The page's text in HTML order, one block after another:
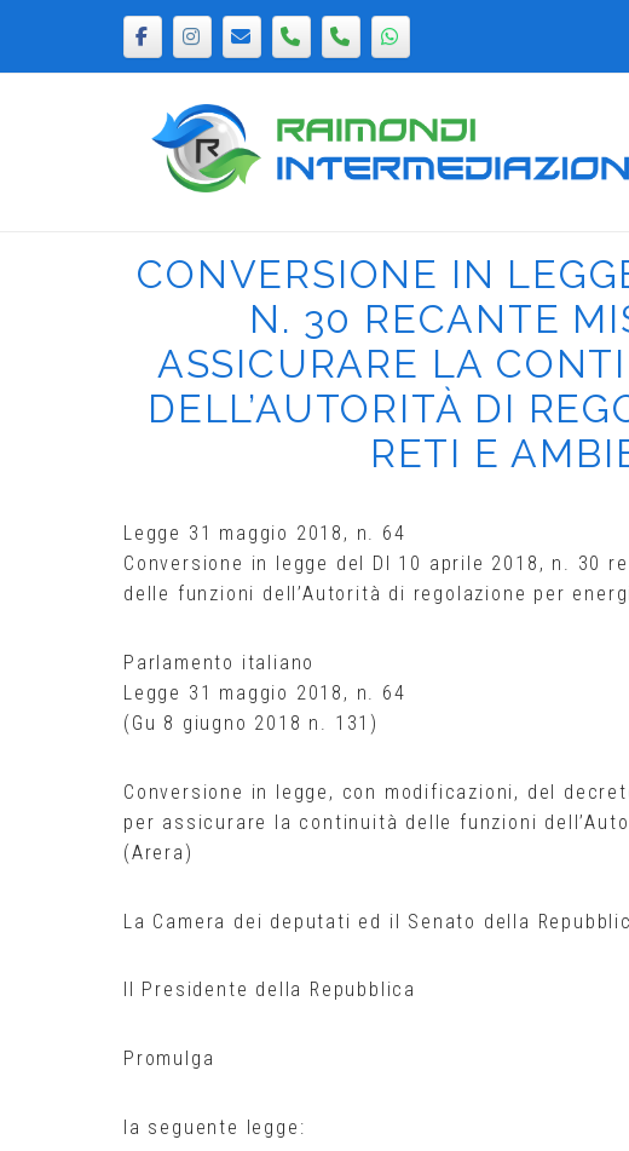
contenuto
Home
CONVERSIONE IN
N. 30 RECANTE
ASSICURARE LA
DELL’AUTORITÀ DI
RETI E
Legge 31 maggio 2018, n. 64
Conversione in legge del Dl 10 aprile 2018, n. 30
delle funzioni dell’Autorità di regolazione per
Parlamento italiano
Legge 31 maggio 2018, n. 64
(Gu 8 giugno 2018 n. 131)
Conversione in legge, con modificazioni, del
per assicurare la continuità delle funzioni
(Arera)
La Camera dei deputati ed il Senato della
Il Presidente della Repubblica
Promulga
la seguente legge: